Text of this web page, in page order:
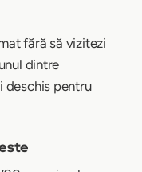
fără să vizitezi
dintre
deschis pentru